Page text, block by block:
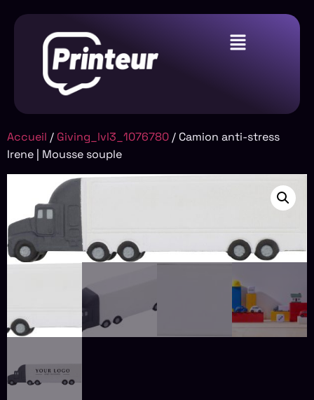
Accueil / Giving_lvl3_1076780 / Camion anti-stress
Irene | Mousse souple